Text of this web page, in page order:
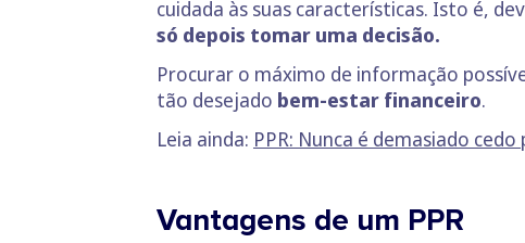
cuidada às suas características. Isto é,
só depois tomar uma decisão.
Procurar o máximo de informação
tão desejado bem-estar financeiro.
Leia ainda: PPR: Nunca é demasiado
Vantagens de um PPR